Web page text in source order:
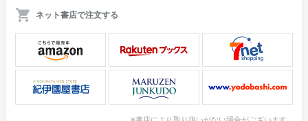
ネット書店で注文する